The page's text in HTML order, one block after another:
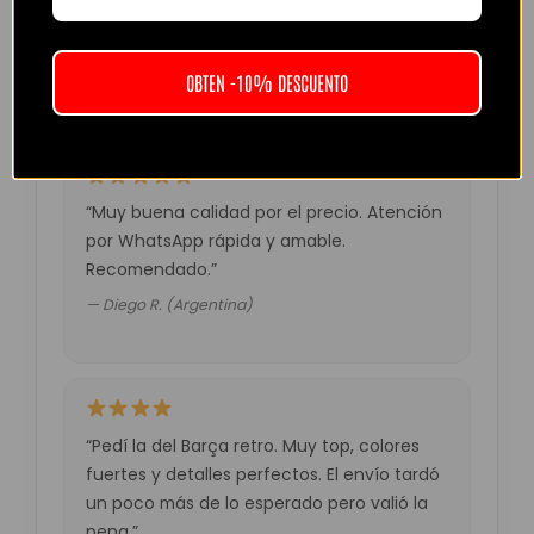
— Laura M. (España)
“Muy buena calidad por el precio. Atención
por WhatsApp rápida y amable.
Recomendado.”
— Diego R. (Argentina)
“Pedí la del Barça retro. Muy top, colores
fuertes y detalles perfectos. El envío tardó
un poco más de lo esperado pero valió la
OBTEN -10% DESCUENTO